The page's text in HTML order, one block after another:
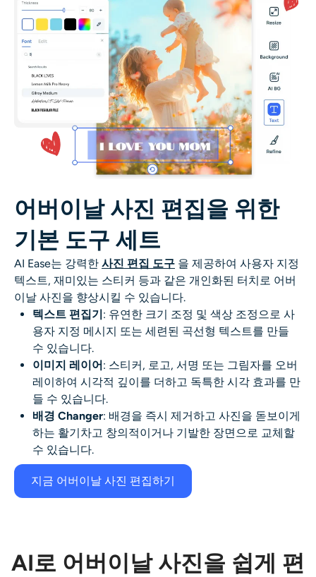
어버이날 사진 편집을 위한
기본 도구 세트
AI Ease는 강력한 사진 편집 도구 을 제공하여 사용자 지정
텍스트, 재미있는 스티커 등과 같은 개인화된 터치로 어버
이날 사진을 향상시킬 수 있습니다.
텍스트 편집기: 유연한 크기 조정 및 색상 조정으로 사
용자 지정 메시지 또는 세련된 곡선형 텍스트를 만들
수 있습니다.
이미지 레이어: 스티커, 로고, 서명 또는 그림자를 오버
레이하여 시각적 깊이를 더하고 독특한 시각 효과를 만
들 수 있습니다.
배경 Changer: 배경을 즉시 제거하고 사진을 돋보이게
하는 활기차고 창의적이거나 기발한 장면으로 교체할
수 있습니다.
지금 어버이날 사진 편집하기
AI로 어버이날 사진을 쉽게 편